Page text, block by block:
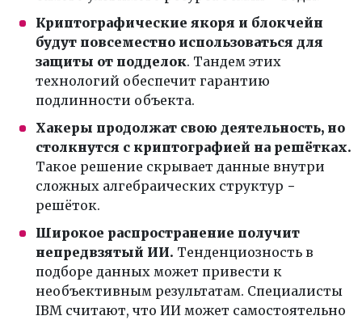
Криптографические якоря и блокчейн
будут повсеместно использоваться для
защиты от подделок. Тандем этих
технологий обеспечит гарантию
подлинности объекта.
Хакеры продолжат свою деятельность, но
столкнутся с криптографией на решётках.
Такое решение скрывает данные внутри
сложных алгебраических структур −
решёток.
Широкое распространение получит
непредвзятый ИИ. Тенденциозность в
подборе данных может привести к
необъективным результатам. Специалисты
IBM считают, что ИИ может самостоятельно